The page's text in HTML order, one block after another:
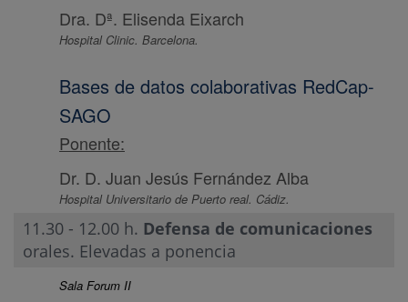
Dra. Dª. Elisenda Eixarch
Hospital Clinic. Barcelona.
Bases de datos colaborativas RedCap-
SAGO
Ponente:
Dr. D. Juan Jesús Fernández Alba
Hospital Universitario de Puerto real. Cádiz.
11.30 - 12.00 h. Defensa de comunicaciones
orales. Elevadas a ponencia
Sala Forum II